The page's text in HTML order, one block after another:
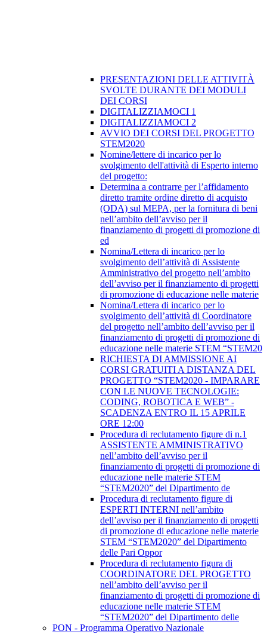
PRESENTAZIONI DELLE ATTIVITÀ
SVOLTE DURANTE DEI MODULI
DEI CORSI
DIGITALIZZIAMOCI 1
DIGITALIZZIAMOCI 2
​AVVIO DEI CORSI DEL PROGETTO
STEM2020
Nomine/lettere di incarico per lo
svolgimento dell'attività di Esperto interno
del progetto:
Determina a contrarre per l’affidamento
diretto tramite ordine diretto di acquisto
(ODA) sul MEPA, per la fornitura di beni
nell’ambito dell’avviso per il
finanziamento di progetti di promozione di
ed
Nomina/Lettera di incarico per lo
svolgimento dell’attività di Assistente
Amministrativo del progetto nell’ambito
dell’avviso per il finanziamento di progetti
di promozione di educazione nelle materie
Nomina/Lettera di incarico per lo
svolgimento dell’attività di Coordinatore
del progetto nell’ambito dell’avviso per il
finanziamento di progetti di promozione di
educazione nelle materie STEM “STEM20
RICHIESTA DI AMMISSIONE AI
CORSI GRATUITI A DISTANZA DEL
PROGETTO “STEM2020 - IMPARARE
CON LE NUOVE TECNOLOGIE:
CODING, ROBOTICA E WEB” -
SCADENZA ENTRO IL 15 APRILE
ORE 12:00
Procedura di reclutamento figure di n.1
ASSISTENTE AMMINISTRATIVO
nell’ambito dell’avviso per il
finanziamento di progetti di promozione di
educazione nelle materie STEM
“STEM2020” del Dipartimento de
Procedura di reclutamento figure di
ESPERTI INTERNI nell’ambito
dell’avviso per il finanziamento di progetti
di promozione di educazione nelle materie
STEM “STEM2020” del Dipartimento
delle Pari Oppor
Procedura di reclutamento figura di
COORDINATORE DEL PROGETTO
nell’ambito dell’avviso per il
finanziamento di progetti di promozione di
educazione nelle materie STEM
“STEM2020” del Dipartimento delle
PON - Programma Operativo Nazionale